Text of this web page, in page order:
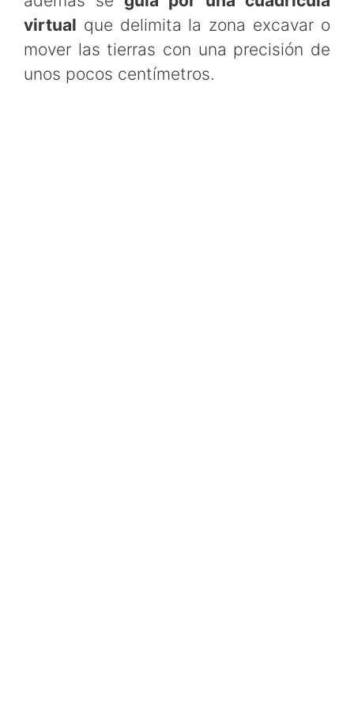
virtual que delimita la zona excavar o
mover las tierras con una precisión de
unos pocos centímetros.